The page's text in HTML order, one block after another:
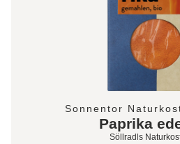
Sonnentor
Paprika
Söllradls